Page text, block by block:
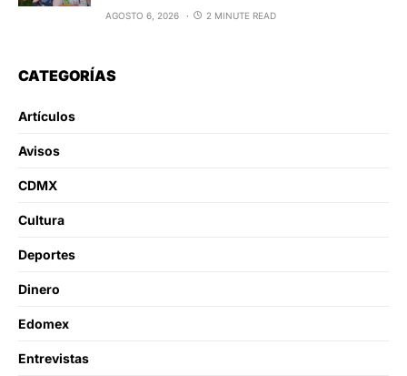
AGOSTO 6, 2026 2 MINUTE READ
CATEGORÍAS
Artículos
Avisos
CDMX
Cultura
Deportes
Dinero
Edomex
Entrevistas